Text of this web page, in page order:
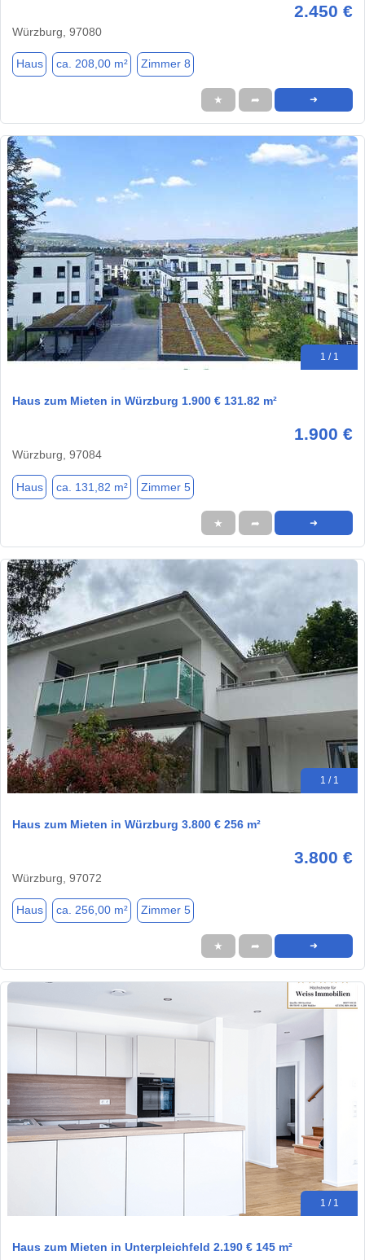
2.450 €
Würzburg, 97080
Haus ca. 208,00 m² Zimmer 8
★ ➦ ➜
1 / 1
Haus zum Mieten in Würzburg 1.900 € 131.82 m²
1.900 €
Würzburg, 97084
Haus ca. 131,82 m² Zimmer 5
★ ➦ ➜
1 / 1
Haus zum Mieten in Würzburg 3.800 € 256 m²
3.800 €
Würzburg, 97072
Haus ca. 256,00 m² Zimmer 5
★ ➦ ➜
1 / 1
Haus zum Mieten in Unterpleichfeld 2.190 € 145 m²